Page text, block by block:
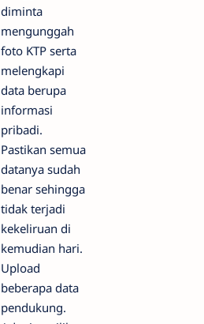
diminta
mengunggah
foto KTP serta
melengkapi
data berupa
informasi
pribadi.
Pastikan semua
datanya sudah
benar sehingga
tidak terjadi
kekeliruan di
kemudian hari.
Upload
beberapa data
pendukung.